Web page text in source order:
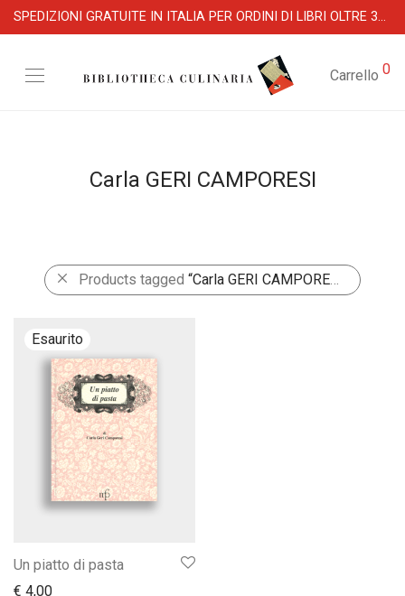
SPEDIZIONI GRATUITE IN ITALIA PER ORDINI DI LIBRI OLTRE 39 €
Carrello 0
Carla GERI CAMPORESI
Products tagged “Carla GERI CAMPORESI”
Un piatto di pasta
€ 4,00